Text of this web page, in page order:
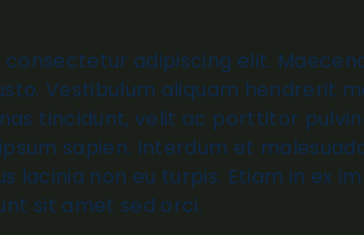
consectetur adipiscing elit.
Vestibulum aliquam hendrerit
tincidunt, velit ac porttitor
sapien. Interdum et
lacinia non eu turpis. Etiam in ex
sit amet sed orci.